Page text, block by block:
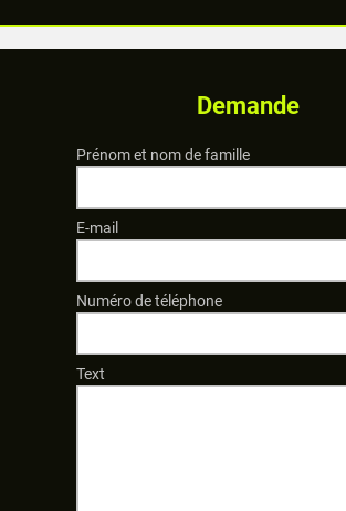
Demande
Prénom et nom de famille
E-mail
Numéro de téléphone
Text